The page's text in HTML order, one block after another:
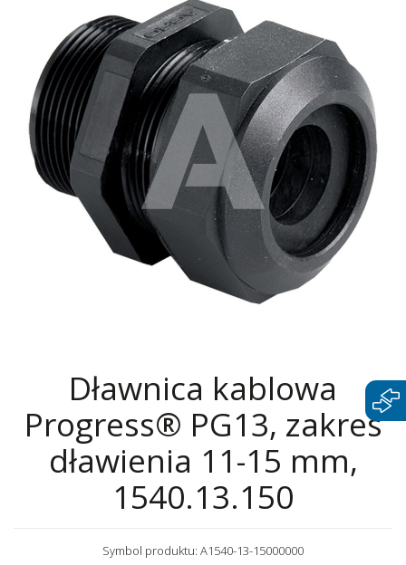
Dławnica kablowa
Progress® PG13, zakres
dławienia 11-15 mm,
1540.13.150
Symbol produktu: A1540-13-15000000